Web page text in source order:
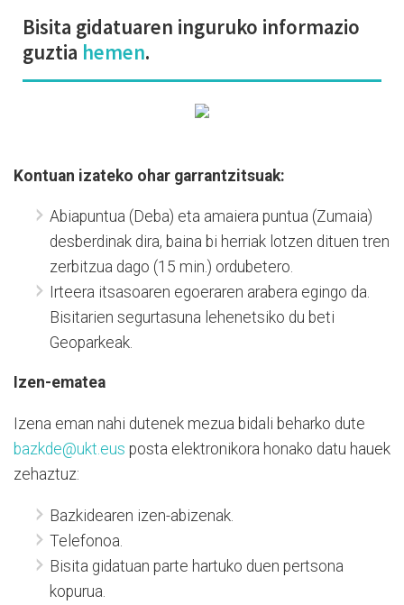
Bisita gidatuaren inguruko informazio
guztia hemen.
Kontuan izateko ohar garrantzitsuak:
Abiapuntua (Deba) eta amaiera puntua (Zumaia)
desberdinak dira, baina bi herriak lotzen dituen tren
zerbitzua dago (15 min.) ordubetero.
Irteera itsasoaren egoeraren arabera egingo da.
Bisitarien segurtasuna lehenetsiko du beti
Geoparkeak.
Izen-ematea
Izena eman nahi dutenek mezua bidali beharko dute
bazkde@ukt.eus posta elektronikora honako datu hauek
zehaztuz:
Bazkidearen izen-abizenak.
Telefonoa.
Bisita gidatuan parte hartuko duen pertsona
kopurua.